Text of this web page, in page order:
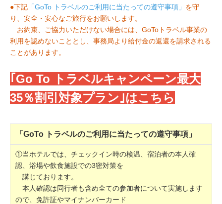
●下記 「GoTo トラベルのご利用に当たっての遵守事項」 を守
り、安全・安心なご旅行をお願いします。
お約束、ご協力いただけない場合には、GoToトラベル事業の
利用を認めないこととし、事務局より給付金の返還を請求される
ことがあります。
｢Go To トラベルキャンペーン最大
35％割引対象プラン｣はこちら
「GoTo トラベルのご利用に当たっての遵守事項」
①当ホテルでは、チェックイン時の検温、宿泊者の本人確
認、浴場や飲食施設での3密対策を
講じております。
本人確認は同行者も含め全ての参加者について実施します
ので、免許証やマイナンバーカード